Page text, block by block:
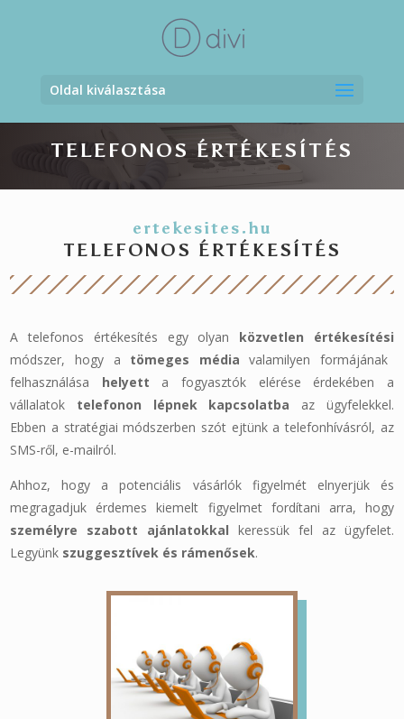
Oldal kiválasztása
TELEFONOS ÉRTÉKESÍTÉS
ertekesites.hu
TELEFONOS ÉRTÉKESÍTÉS
A telefonos értékesítés egy olyan közvetlen értékesítési
módszer, hogy a tömeges média valamilyen formájának
felhasználása helyett a fogyasztók elérése érdekében a
vállalatok telefonon lépnek kapcsolatba az ügyfelekkel.
Ebben a stratégiai módszerben szót ejtünk a telefonhívásról, az
SMS-ről, e-mailról.
Ahhoz, hogy a potenciális vásárlók figyelmét elnyerjük és
megragadjuk érdemes kiemelt figyelmet fordítani arra, hogy
személyre szabott ajánlatokkal keressük fel az ügyfelet.
Legyünk szuggesztívek és rámenősek.